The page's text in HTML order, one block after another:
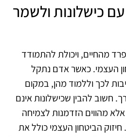
כישלונות ולשמר
מהחיים, ויכולת להתמודד
העצמי. כאשר אדם נתקל
לכך וללמוד מהן, במקום
חשוב להבין שכישלונות אינם
מהווים הזדמנות לצמיחה
חיזוק הביטחון העצמי כולל את